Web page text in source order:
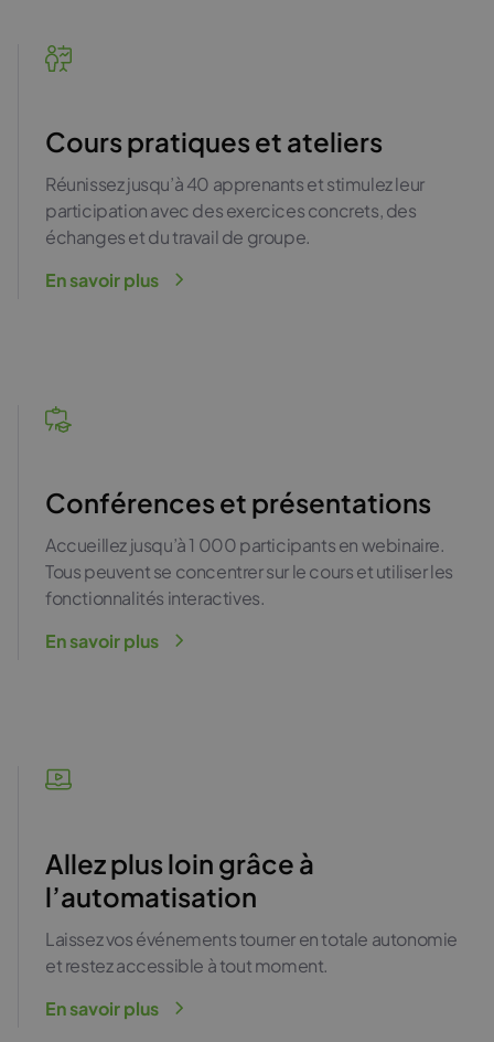
Cours pratiques et ateliers
Réunissez jusqu’à 40 apprenants et stimulez leur
participation avec des exercices concrets, des
échanges et du travail de groupe.
En savoir plus
Conférences et présentations
Accueillez jusqu’à 1 000 participants en webinaire.
Tous peuvent se concentrer sur le cours et utiliser les
fonctionnalités interactives.
En savoir plus
Allez plus loin grâce à
l’automatisation
Laissez vos événements tourner en totale autonomie
et restez accessible à tout moment.
En savoir plus